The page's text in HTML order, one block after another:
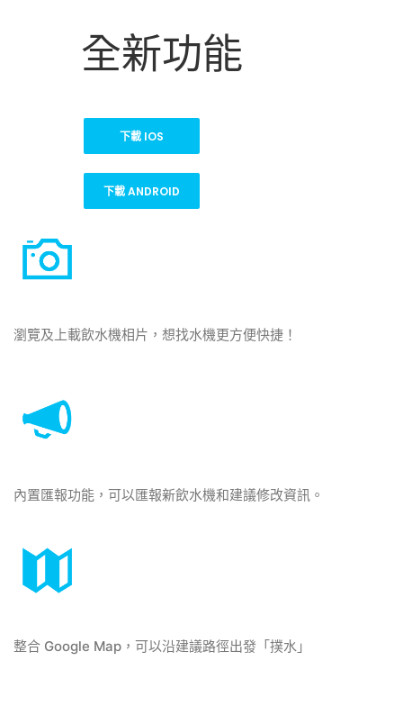
全新功能
下載 IOS
下載 ANDROID
瀏覽及上載飲水機相片，想找水機更方便快捷！
內置匯報功能，可以匯報新飲水機和建議修改資訊。
整合 Google Map，可以沿建議路徑出發「撲水」